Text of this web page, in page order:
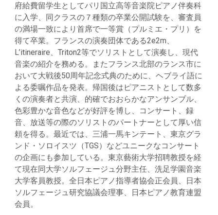
府給費留学生としてパリ国立高等音楽院ピアノ伴奏科
に入学、同クラスの７種類の卒業公開試験を、審査員
の満場一致により首席で一等賞（プルミエ・プリ）を
得て卒業。フランスの演奏団体である2e2m、
L’itineraire、Triton2等でソリストとして演奏し、現代
音楽の紹介を務める。またフランス北部のランス市に
おいて大戦後50周年記念式典のために、ヘブライ語に
よる委嘱作品を発表。帰国後はピアニストとして数多
くの演奏者と共演、的確でおおらかなアンサンブル、
色彩豊かな音色などが好評を博し、コンサート、録
音、放送等の際のソリストのパートナーとして厚い信
頼を得る。最近では、三浦一馬キンテート、東京グラ
ンド・ソロイスツ（TGS）などユニークなコンサート
の企画にも参加している。東京藝術大学招聘教授を経
て現在同大学ソルフェージュ分野主任、洗足学園音楽
大学客員教授。全日本ピアノ指導者協会正会員、日本
ソルフェージュ研究協議会理事、日本ピアノ教育連盟
会員。